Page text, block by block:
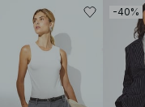
-40%